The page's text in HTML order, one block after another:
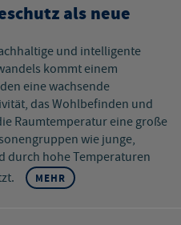
als neue
und intelligente
kommt einem
eine wachsende
das Wohlbefinden und
Raumtemperatur eine große
wie junge,
durch hohe Temperaturen
MEHR